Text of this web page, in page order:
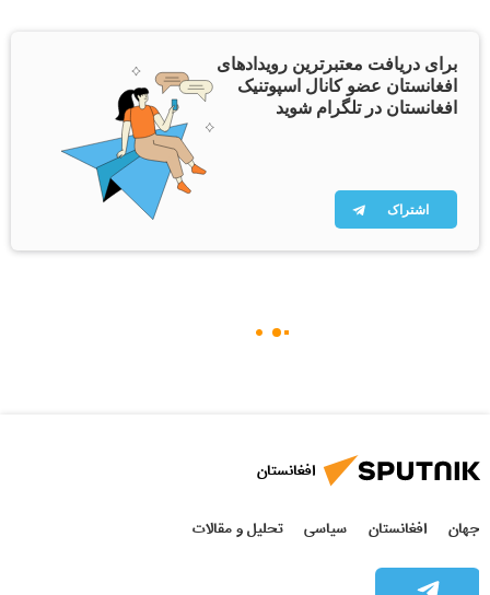
برای دریافت معتبرترین رویدادهای
افغانستان عضو کانال اسپوتنیک
افغانستان در تلگرام شوید
اشتراک
افغانستان
جهان افغانستان سیاسی تحلیل و مقالات